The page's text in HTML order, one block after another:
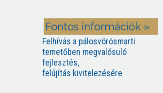
Fontos információk »
Felhívás a pálosvörösmarti
temetőben megvalósuló
fejlesztés,
felújítás kivitelezésére